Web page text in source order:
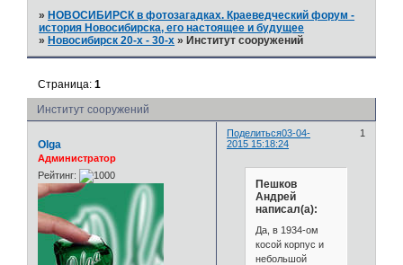
» НОВОСИБИРСК в фотозагадках. Краеведческий форум -
история Новосибирска, его настоящее и будущее
» Новосибирск 20-х - 30-х » Институт сооружений
Институт сооружений
Страница:1
Поделиться 1
03-04-
2015 15:18:24
Olga
Администратор
Рейтинг:
Пешков
Андрей
написал(а):
Да, в 1934-ом
косой корпус и
небольшой